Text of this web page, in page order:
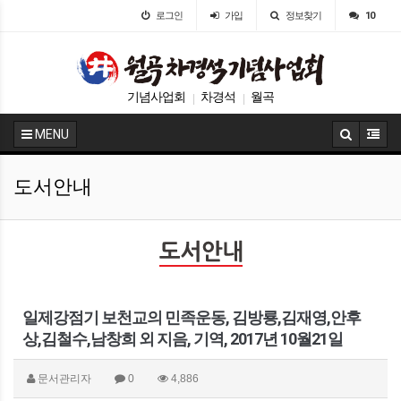
로그인 가입 정보찾기 10
기념사업회 | 차경석 | 월곡
MENU
도서안내
일제강점기 보천교의 민족운동, 김방룡,김재영,안후
상,김철수,남창희 외 지음, 기역, 2017년 10월21일
문서관리자 0 4,886